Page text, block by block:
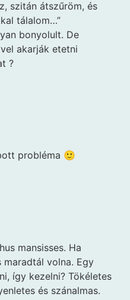
szitán átszűröm, és
tálalom…”
bonyolult. De
akarják etetni
?
probléma 🙂
mansisses. Ha
volna. Egy
így kezelni? Tökéletes
és szánalmas.